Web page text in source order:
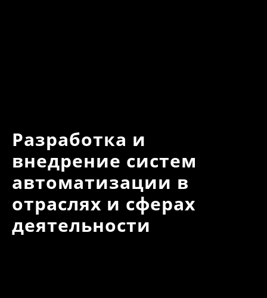
Разработка и
внедрение систем
автоматизации в
отраслях и сферах
деятельности